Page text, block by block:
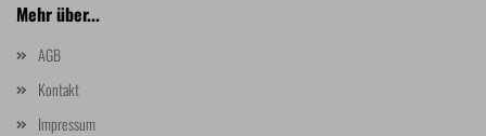
Mehr über...
AGB
Kontakt
Impressum